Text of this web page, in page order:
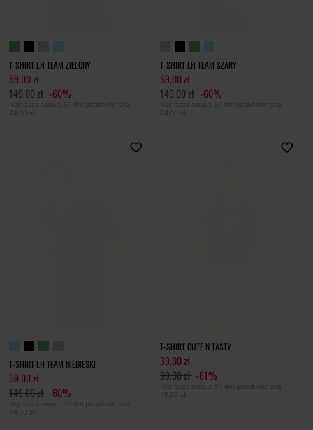
T-SHIRT LH TEAM ZIELONY
59,00 zł
149,00 zł -60%
Najniższa cena z 30 dni przed obniżką
74,00 zł
T-SHIRT LH TEAM SZARY
59,00 zł
149,00 zł -60%
Najniższa cena z 30 dni przed obniżką
74,00 zł
T-SHIRT LH TEAM NIEBIESKI
59,00 zł
149,00 zł -60%
Najniższa cena z 30 dni przed obniżką
74,00 zł
T-SHIRT CUTE N TASTY
39,00 zł
99,00 zł -61%
Najniższa cena z 30 dni przed obniżką
49,00 zł